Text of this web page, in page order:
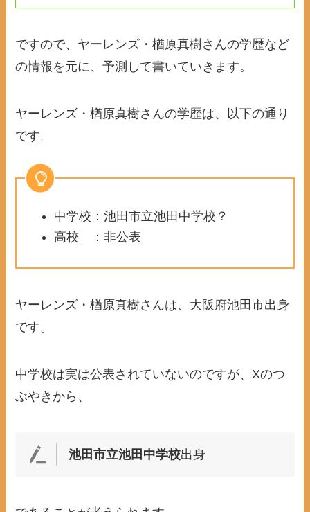
ですので、ヤーレンズ・楢原真樹さんの学歴など
の情報を元に、予測して書いていきます。
ヤーレンズ・楢原真樹さんの学歴は、以下の通り
です。
中学校：池田市立池田中学校？
高校 ：非公表
ヤーレンズ・楢原真樹さんは、大阪府池田市出身
です。
中学校は実は公表されていないのですが、Xのつ
ぶやきから、
池田市立池田中学校出身